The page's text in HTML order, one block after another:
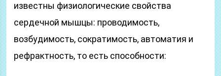
известны физиологические свойства
сердечной мышцы: проводимость,
возбудимость, сократимость, автоматия и
рефрактность, то есть способности: